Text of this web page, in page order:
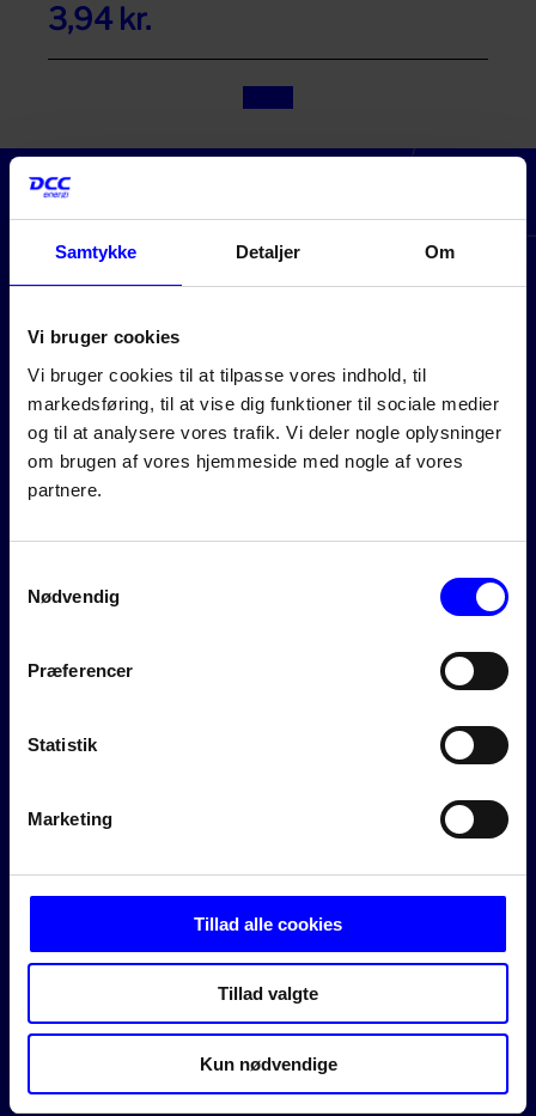
Samtykke Detaljer Om
Vi bruger cookies
Vi bruger cookies til at tilpasse vores indhold, til
markedsføring, til at vise dig funktioner til sociale medier
og til at analysere vores trafik. Vi deler nogle oplysninger
om brugen af vores hjemmeside med nogle af vores
partnere.
Nødvendig
Præferencer
Statistik
Marketing
Tillad alle cookies
Tillad valgte
Kun nødvendige
3,94 kr.
DCC Energi og fremtidens energi
Energimarkedet er midt i en omstilling mod nye mere
bæredygtige energiformer. Det er et vigtigt og
Som et af landets største energiselskaber har vi en
energimarkedet og samfundet. På den måde kan vi